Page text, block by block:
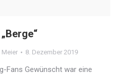
Meier 8. Dezember 2019
Fans Gewünscht war eine